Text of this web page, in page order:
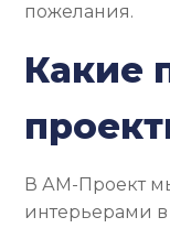
пожелания.
Какие
В АМ-Проект
интерьерами